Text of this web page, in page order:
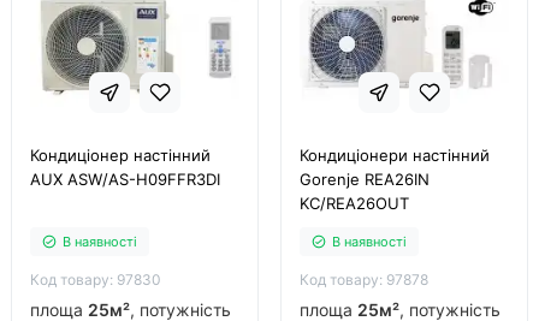
Кондиціонер настінний
AUX ASW/AS-H09FFR3DI
В наявності
Код товару: 97830
площа 25м², потужність
Кондиціонери настінний
Gorenje REA26IN
KC/REA26OUT
В наявності
Код товару: 97878
площа 25м², потужність